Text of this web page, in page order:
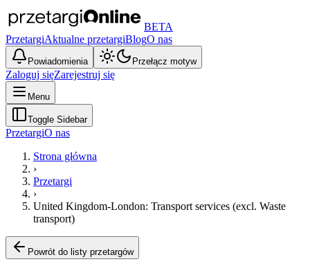
BETA
PrzetargiAktualne przetargiBlogO nas
Powiadomienia Przełącz motyw
Zaloguj sięZarejestruj się
Menu
Toggle Sidebar
PrzetargiO nas
Strona główna
›
Przetargi
›
United Kingdom-London: Transport services (excl. Waste
transport)
Powrót do listy przetargów